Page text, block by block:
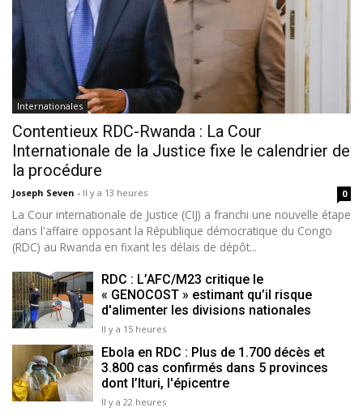
Internationales
Contentieux RDC-Rwanda : La Cour
Internationale de la Justice fixe le calendrier de
la procédure
Joseph Seven - Il y a 13 heures 0
La Cour internationale de Justice (CIJ) a franchi une nouvelle étape
dans l'affaire opposant la République démocratique du Congo
(RDC) au Rwanda en fixant les délais de dépôt...
RDC : L’AFC/M23 critique le
« GENOCOST » estimant qu’il risque
d'alimenter les divisions nationales
Il y a 15 heures
Ebola en RDC : Plus de 1.700 décès et
3.800 cas confirmés dans 5 provinces
dont l’Ituri, l'épicentre
Il y a 22 heures